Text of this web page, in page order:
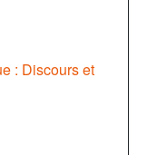
: Discours et